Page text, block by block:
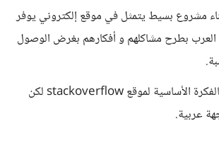
مشروع بسيط يتمثل في موقع إلكتروني يوفر
العرب بطرح مشاكلهم و أفكارهم بغرض الوصول
الفكرة شبيهة بالفكرة الأساسية لموقع stackoverflow لكن
عربية.